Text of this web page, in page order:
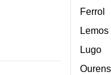
Ferrol
Lemos
Lugo